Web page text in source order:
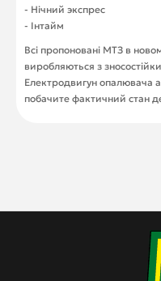
- Нічний экспрес
- Інтайм
Всі пропоновані МТЗ в
виробляються з
Електродвигун опалювача
побачите фактичний стан